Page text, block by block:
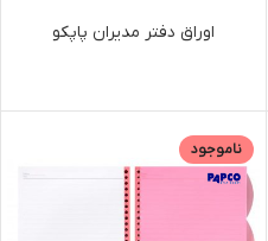
اوراق دفتر مدیران پاپکو
ناموجود